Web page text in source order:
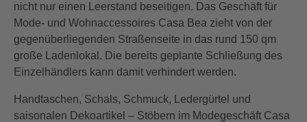
nicht nur einen Leerstand beseitigen. Das Geschäft für
Mode- und Wohnaccessoires Casa Bea zieht von der
gegenüberliegenden Straßenseite in das rund 150 qm
große Ladenlokal. Die bereits geplante Schließung des
Einzelhändlers kann damit verhindert werden.
Handtaschen, Schals, Schmuck, Ledergürtel und
saisonalen Dekoartikel – Stöbern im Modegeschäft Casa